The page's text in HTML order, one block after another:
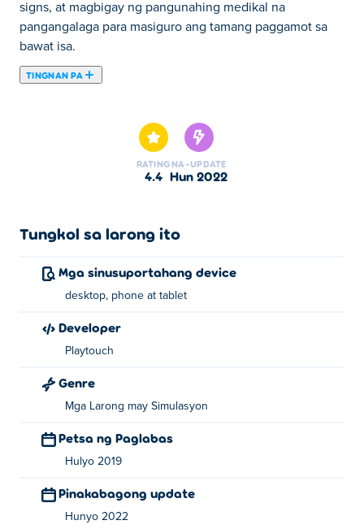
signs, at magbigay ng pangunahing medikal na
pangangalaga para masiguro ang tamang paggamot sa
bawat isa.
TINGNAN PA
RATING
4.4
NA-UPDATE
Hun 2022
Tungkol sa larong ito
Mga sinusuportahang device
desktop, phone at tablet
Developer
Playtouch
Genre
Mga Larong may Simulasyon
Petsa ng Paglabas
Hulyo 2019
Pinakabagong update
Hunyo 2022